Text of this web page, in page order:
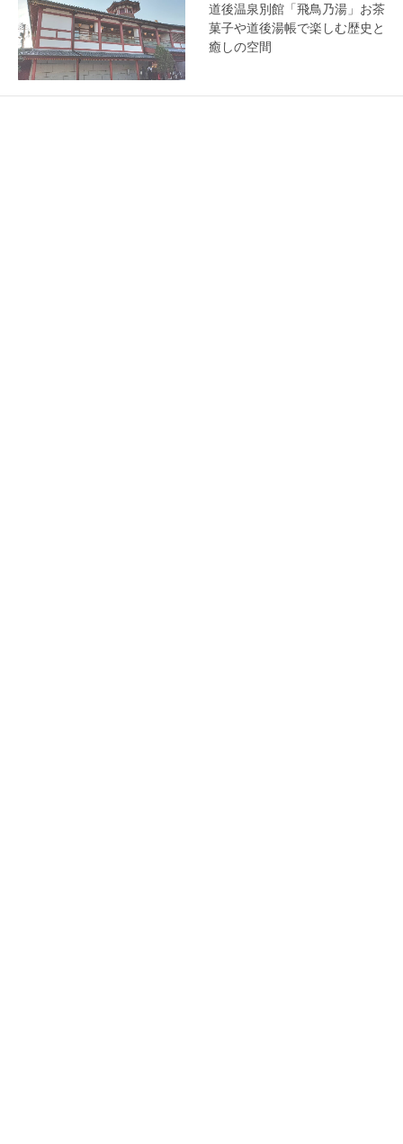
道後温泉別館「飛鳥乃湯」お茶
菓子や道後湯帳で楽しむ歴史と
癒しの空間